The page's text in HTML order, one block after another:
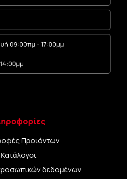
09:00πμ - 17:00μμ
Προιόντων
Κατάλογοι
δεδομένων